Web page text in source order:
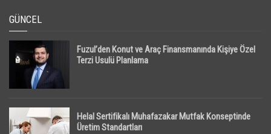
GÜNCEL
Fuzul’den Konut ve Araç Finansmanında Kişiye Özel
Terzi Usulü Planlama
Helal Sertifikalı Muhafazakar Mutfak Konseptinde
Üretim Standartları